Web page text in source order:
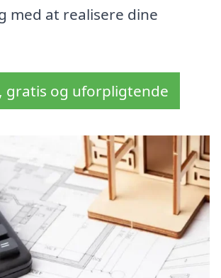
med at realisere dine
gratis og uforpligtende